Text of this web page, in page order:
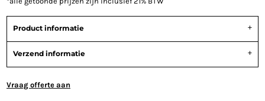
Product informatie
Verzend informatie
Vraag offerte aan